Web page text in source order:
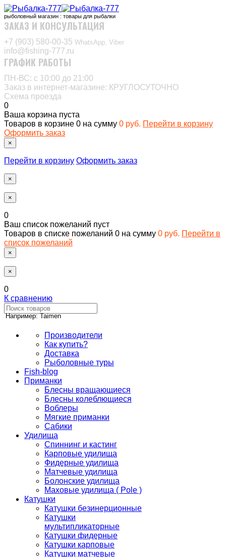
рыболовный магазин : товары для рыбалки
ЗАКАЗ И КОНСУЛЬТАЦИЯ
+7 (903) 580-00-35‬ WhatsApp, Viber
info@fishing-777.ru
ГРАФИК РАБОТЫ
ПН-ВС: с 10:00 до 21:00
Заказ в интернет-магазине: КРУГЛОСУТОЧНО
Схема проезда
0
Ваша корзина пуста
Товаров в корзине 0 на сумму 0 руб. Перейти в корзину
Оформить заказ
×
Перейти в корзину Оформить заказ
×
×
0
Ваш список пожеланий пуст
Товаров в списке пожеланий 0 на сумму 0 руб. Перейти в
список пожеланий
×
×
0
К сравнению
Например: Taimen
Производители
Как купить?
Доставка
Рыболовные туры
Fish-blog
Приманки
Блесны вращающиеся
Блесны колеблющиеся
Воблеры
Мягкие приманки
Сабики
Удилища
Спиннинг и кастинг
Карповые удилища
Фидерные удилища
Матчевые удилища
Болонские удилища
Маховые удилища ( Pole )
Катушки
Катушки безинерционные
Катушки
мультипликаторные
Катушки фидерные
Катушки карповые
Катушки матчевые